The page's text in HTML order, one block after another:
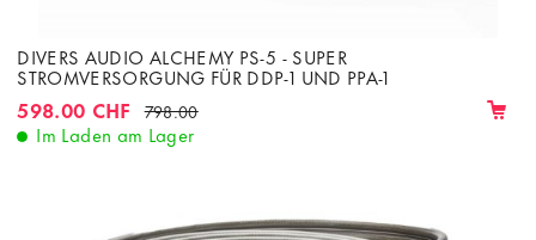
DIVERS AUDIO ALCHEMY PS-5 - SUPER
STROMVERSORGUNG FÜR DDP-1 UND PPA-1
598.00 CHF 798.00
Im Laden am Lager